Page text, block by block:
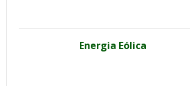
Energia Eólica